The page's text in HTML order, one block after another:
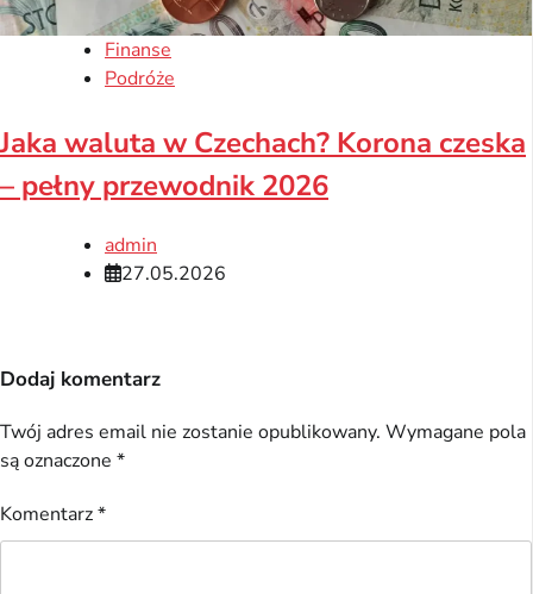
Finanse
Podróże
Jaka waluta w Czechach? Korona czeska
– pełny przewodnik 2026
admin
27.05.2026
Dodaj komentarz
Twój adres email nie zostanie opublikowany. Wymagane pola
są oznaczone *
Komentarz*